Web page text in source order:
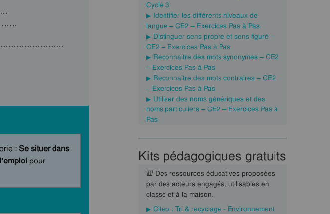
: Se situer dans
pour
Cycle 3
Identifier les différents niveaux de
langue – CE2 – Exercices Pas à Pas
Distinguer sens propre et sens figuré –
CE2 – Exercices Pas à Pas
Reconnaitre des mots synonymes – CE2
– Exercices Pas à Pas
Reconnaitre des mots contraires – CE2
– Exercices Pas à Pas
Utiliser des noms génériques et des
noms particuliers – CE2 – Exercices Pas à
Pas
Kits pédagogiques gratuits
🎒 Des ressources éducatives proposées
par des acteurs engagés, utilisables en
classe et à la maison.
Citeo : Tri & recyclage - Environnement